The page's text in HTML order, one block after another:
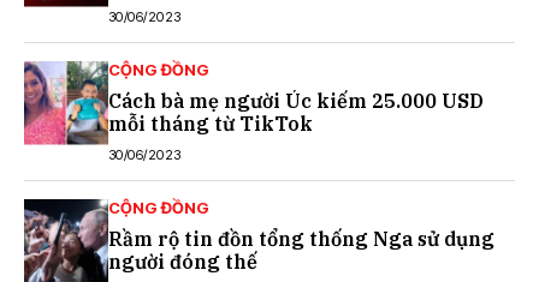
30/06/2023
CỘNG ĐỒNG
Cách bà mẹ người Úc kiếm 25.000 USD
mỗi tháng từ TikTok
30/06/2023
CỘNG ĐỒNG
Rầm rộ tin đồn tổng thống Nga sử dụng
người đóng thế